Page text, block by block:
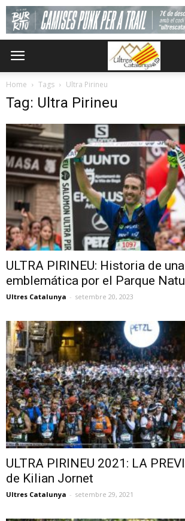
Home Tags Ultra Pirineu
Tag: Ultra Pirineu
ULTRA PIRINEU: Historia de
emblemática por el Parque
Ultres Catalunya - setembre 20, 2023
ULTRA PIRINEU 2021: LA
de Kilian Jornet
Ultres Catalunya - setembre 29, 2021